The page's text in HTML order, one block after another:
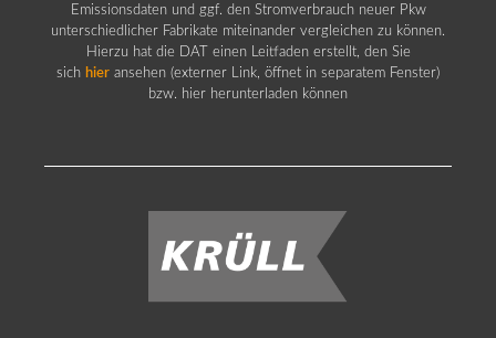
Emissionsdaten und ggf. den Stromverbrauch neuer Pkw
unterschiedlicher Fabrikate miteinander vergleichen zu können.
Hierzu hat die DAT einen Leitfaden erstellt, den Sie
sich hier ansehen (externer Link, öffnet in separatem Fenster)
bzw. hier herunterladen können